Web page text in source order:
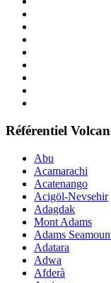
Référentiel
Abu
Acamarachi
Acatenango
Acigöl-Nevsehir
Adagdak
Mont Adams
Adams
Adatara
Adwa
Afderà